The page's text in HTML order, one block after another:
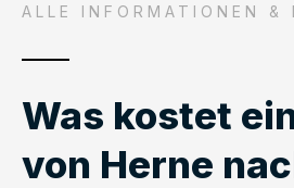
ALLE INFORMATIONEN &
Was kostet
von Herne